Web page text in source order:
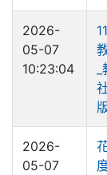
2026-
05-07
10:23:04
2026-
05-07